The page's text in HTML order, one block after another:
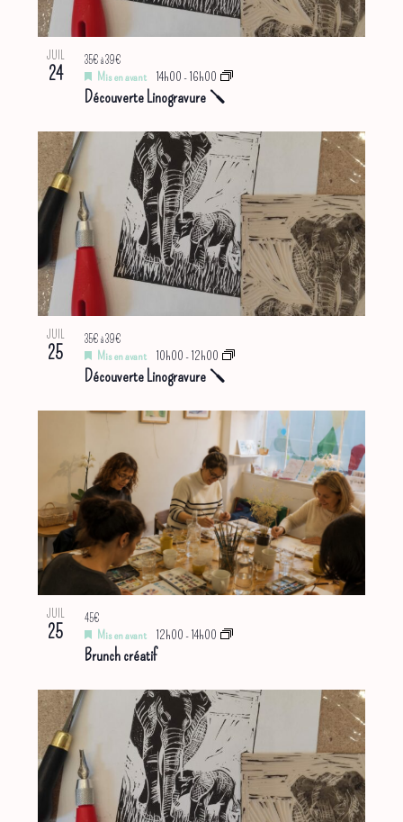
JUIL
24
Découverte Linogravure 🪛
Mis en avant 14h00 -16h00
35€ à 39€
JUIL
25
Découverte Linogravure 🪛
Mis en avant 10h00 -12h00
35€ à 39€
JUIL
25
Brunch créatif
Mis en avant 12h00 -14h00
45€